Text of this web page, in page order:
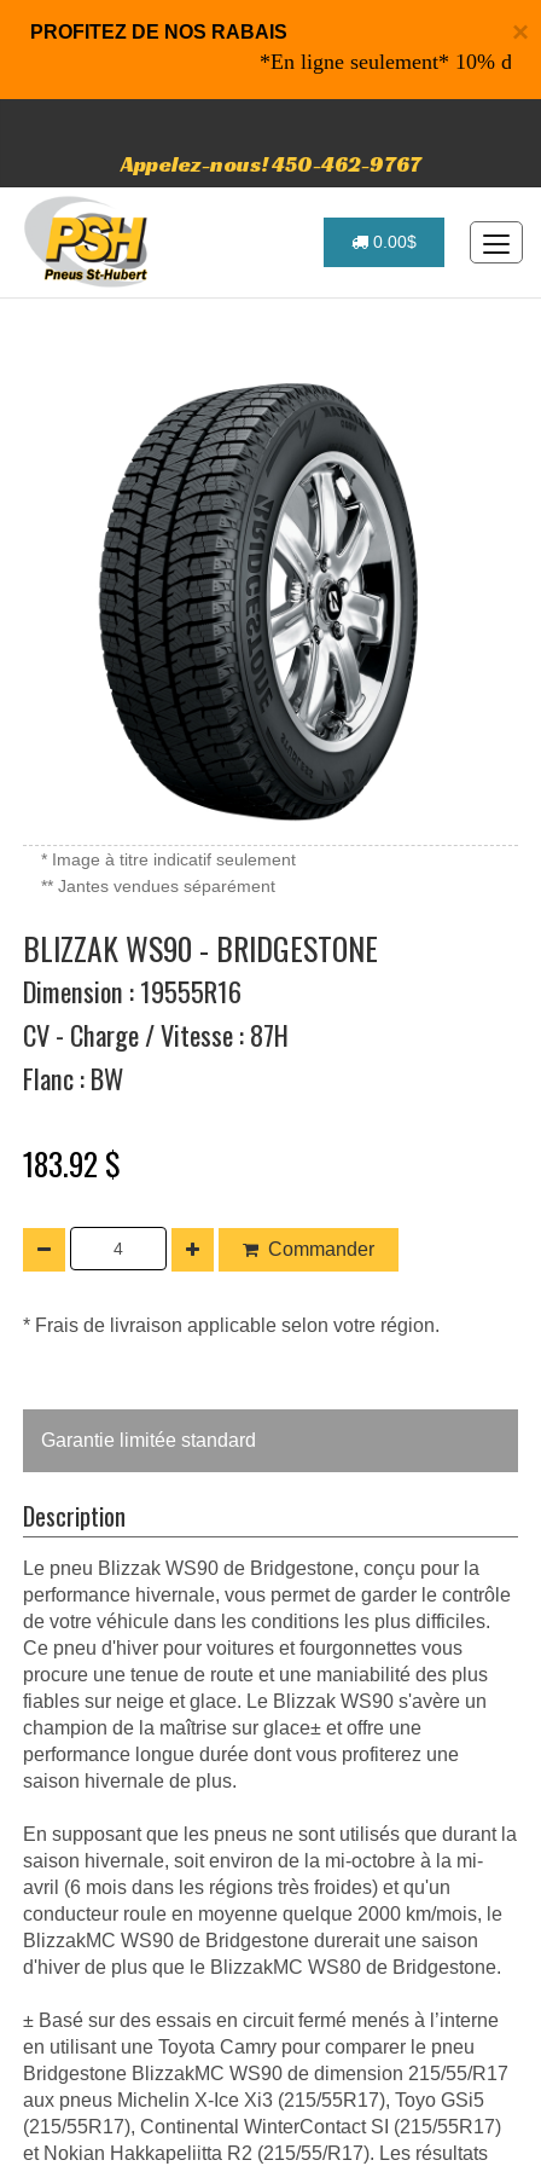
×
PROFITEZ DE NOS RABAIS
*En ligne seulement* 10% de
Appelez-nous! 450-462-9767
0.00$
* Image à titre indicatif seulement
** Jantes vendues séparément
BLIZZAK WS90 - BRIDGESTONE
Dimension : 19555R16
CV - Charge / Vitesse : 87H
Flanc : BW
183.92 $
Commander
* Frais de livraison applicable selon votre région.
Garantie limitée standard
Description
Le pneu Blizzak WS90 de Bridgestone, conçu pour la
performance hivernale, vous permet de garder le contrôle
de votre véhicule dans les conditions les plus difficiles.
Ce pneu d'hiver pour voitures et fourgonnettes vous
procure une tenue de route et une maniabilité des plus
fiables sur neige et glace. Le Blizzak WS90 s'avère un
champion de la maîtrise sur glace± et offre une
performance longue durée dont vous profiterez une
saison hivernale de plus.
En supposant que les pneus ne sont utilisés que durant la
saison hivernale, soit environ de la mi-octobre à la mi-
avril (6 mois dans les régions très froides) et qu'un
conducteur roule en moyenne quelque 2000 km/mois, le
BlizzakMC WS90 de Bridgestone durerait une saison
d'hiver de plus que le BlizzakMC WS80 de Bridgestone.
± Basé sur des essais en circuit fermé menés à l’interne
en utilisant une Toyota Camry pour comparer le pneu
Bridgestone BlizzakMC WS90 de dimension 215/55/R17
aux pneus Michelin X-Ice Xi3 (215/55R17), Toyo GSi5
(215/55R17), Continental WinterContact SI (215/55R17)
et Nokian Hakkapeliitta R2 (215/55/R17). Les résultats